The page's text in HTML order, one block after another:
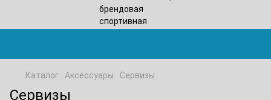
Каталог Аксессуары Сервизы
Сервизы